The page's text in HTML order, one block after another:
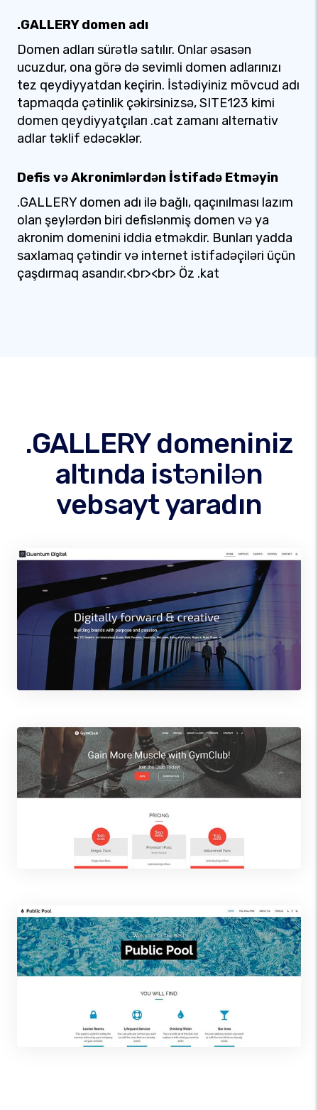
.GALLERY domen adı
Domen adları sürətlə satılır. Onlar əsasən
ucuzdur, ona görə də sevimli domen adlarınızı
tez qeydiyyatdan keçirin. İstədiyiniz mövcud adı
tapmaqda çətinlik çəkirsinizsə, SITE123 kimi
domen qeydiyyatçıları .cat zamanı alternativ
adlar təklif edəcəklər.
Defis və Akronimlərdən İstifadə Etməyin
.GALLERY domen adı ilə bağlı, qaçınılması lazım
olan şeylərdən biri defislənmiş domen və ya
akronim domenini iddia etməkdir. Bunları yadda
saxlamaq çətindir və internet istifadəçiləri üçün
çaşdırmaq asandır.<br><br> Öz .kat
.GALLERY domeniniz
altında istənilən
vebsayt yaradın